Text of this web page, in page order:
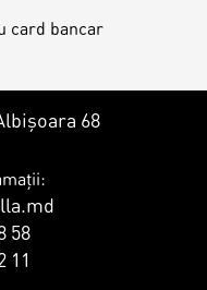
card bancar
68
58
11